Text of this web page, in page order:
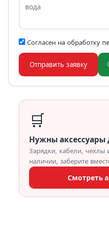
Согласен на обработку
Отправить заявку
🛒
Нужны аксессуары
Зарядки, кабели, чехлы
наличии, заберите
Смотреть